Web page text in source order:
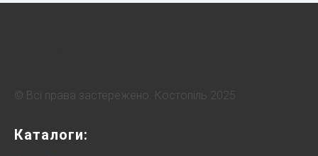
© Всі права застережено. Костопіль 2025
Каталоги: